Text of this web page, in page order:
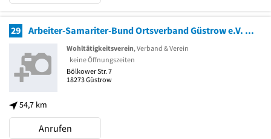
29 Arbeiter-Samariter-Bund Ortsverband Güstrow e.V. Geschäftsstelle
54,7 km
Wohltätigkeitsverein, Verband & Verein
keine Öffnungszeiten
Bölkower Str. 7
18273Güstrow
Anrufen